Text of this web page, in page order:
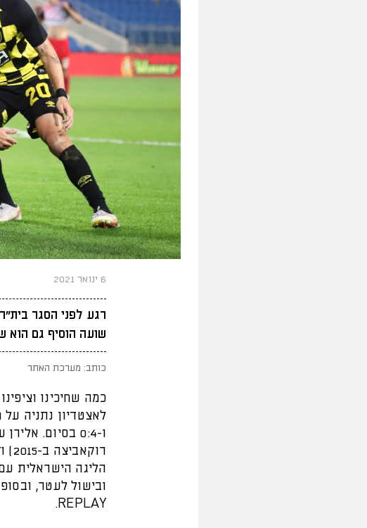
6 ינואר 2021
רגע לפני הסגר
שועה הוסיף גם
כותב: מערכת האתר
כמה שחיכינו
לאצטדיון נתניה
ו-0:4 בסיום.
ובישול לעטר,
REPLAY.